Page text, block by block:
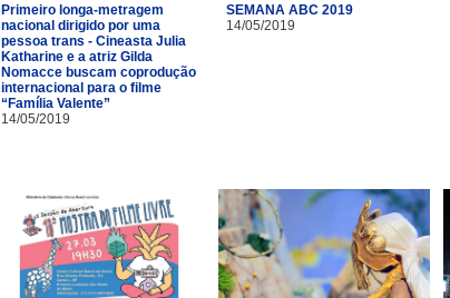
Primeiro longa-metragem
nacional dirigido por uma
pessoa trans - Cineasta Julia
Katharine e a atriz Gilda
Nomacce buscam coprodução
internacional para o filme
“Família Valente”
14/05/2019
SEMANA ABC 2019
14/05/2019